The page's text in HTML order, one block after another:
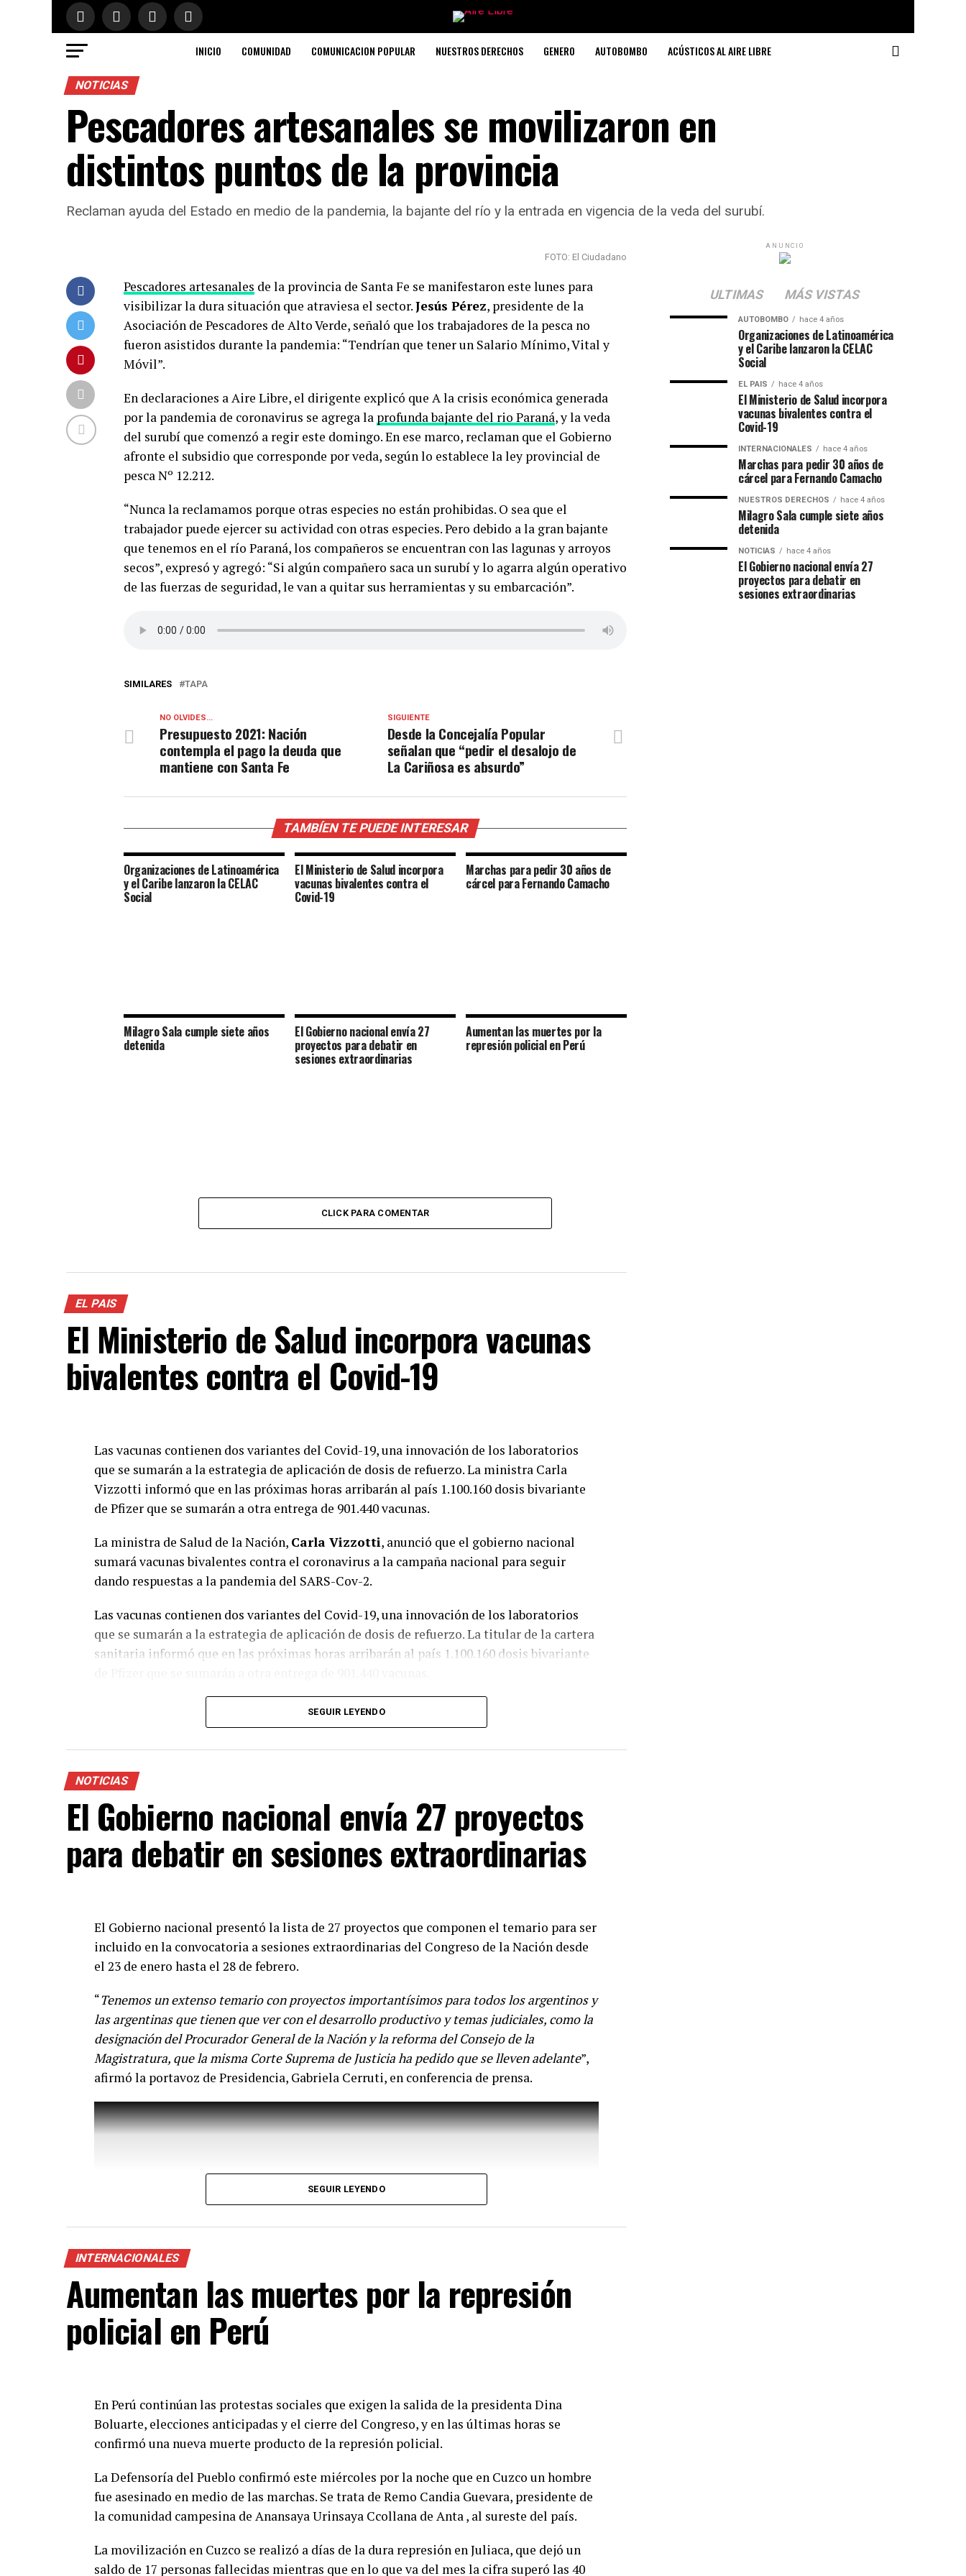
INICIO COMUNIDAD COMUNICACION POPULAR NUESTROS DERECHOS GENERO AUTOBOMBO ACÚSTICOS AL AIRE LIBRE
NOTICIAS
Pescadores artesanales se movilizaron en
distintos puntos de la provincia
Reclaman ayuda del Estado en medio de la pandemia, la bajante del río y la entrada en vigencia de la veda del surubí.
FOTO: El Ciudadano
Pescadores artesanales de la provincia de Santa Fe se manifestaron este lunes para
visibilizar la dura situación que atraviesa el sector.Jesús Pérez, presidente de la
Asociación de Pescadores de Alto Verde, señaló que los trabajadores de la pesca no
fueron asistidos durante la pandemia: “Tendrían que tener un Salario Mínimo, Vital y
Móvil”.
En declaraciones a Aire Libre, el dirigente explicó que A la crisis económica generada
por la pandemia de coronavirus se agrega la profunda bajante del rio Paraná, y la veda
del surubí que comenzó a regir este domingo. En ese marco, reclaman que el Gobierno
afronte el subsidio que corresponde por veda, según lo establece la ley provincial de
pesca Nº 12.212.
“Nunca la reclamamos porque otras especies no están prohibidas. O sea que el
trabajador puede ejercer su actividad con otras especies. Pero debido a la gran bajante
que tenemos en el río Paraná, los compañeros se encuentran con las lagunas y arroyos
secos”, expresó y agregó: “Si algún compañero saca un surubí y lo agarra algún operativo
de las fuerzas de seguridad, le van a quitar sus herramientas y su embarcación”.
SIMILARES TAPA
SIGUIENTE
Desde la Concejalía Popular
señalan que “pedir el desalojo de
La Cariñosa es absurdo”
NO OLVIDES...
Presupuesto 2021: Nación
contempla el pago la deuda que
mantiene con Santa Fe
TAMBÍEN TE PUEDE INTERESAR
Organizaciones de Latinoamérica
y el Caribe lanzaron la CELAC
Social
El Ministerio de Salud incorpora
vacunas bivalentes contra el
Covid-19
Marchas para pedir 30 años de
cárcel para Fernando Camacho
Milagro Sala cumple siete años
detenida
El Gobierno nacional envía 27
proyectos para debatir en
sesiones extraordinarias
Aumentan las muertes por la
represión policial en Perú
CLICK PARA COMENTAR
EL PAIS
El Ministerio de Salud incorpora vacunas
bivalentes contra el Covid-19
Las vacunas contienen dos variantes del Covid-19, una innovación de los laboratorios
que se sumarán a la estrategia de aplicación de dosis de refuerzo. La ministra Carla
Vizzotti informó que en las próximas horas arribarán al país 1.100.160 dosis bivariante
de Pfizer que se sumarán a otra entrega de 901.440 vacunas.
La ministra de Salud de la Nación, Carla Vizzotti, anunció que el gobierno nacional
sumará vacunas bivalentes contra el coronavirus a la campaña nacional para seguir
dando respuestas a la pandemia del SARS-Cov-2.
Las vacunas contienen dos variantes del Covid-19, una innovación de los laboratorios
que se sumarán a la estrategia de aplicación de dosis de refuerzo. La titular de la cartera
sanitaria informó que en las próximas horas arribarán al país 1.100.160 dosis bivariante
El envío a las provincias comenzará la semana que viene. En ese marco, la funcionaria
aclaró que durante algunas semanas van a estar disponibles ambos tipos de vacunas,
pero que ambas son seguras y eficaces.
“Van a coexistir seguramente durante varias semanas ambas vacunas. Es muy importante
recibir la vacuna disponible lo antes posible. Todas las vacunas son seguras, eficaces
remarcó Vizzotti en una conferencia de prensa desde Casa Rosada.
principio la vacuna en el mundo disponible es la vacuna con la cepa ancestral y se ha
demostrado en Argentina y en el mundo el efecto beneficioso de la vacunación en las
hospitalizaciones y las muertes”, agregó.
Según el Ministerio de Salud de la Nación, las vacunas que se suman al Plan de
Vacunación son del laboratorio Pfizer/BioNtech, autorizada para su uso en la franja
etaria superior a los 12 años; y otra del laboratorio Moderna, disponible para la
población en general desde los 6 años o más.
tener la cobertura de vacunación”, destacó Vizzotti.
SEGUIR LEYENDO
NOTICIAS
El Gobierno nacional envía 27 proyectos
para debatir en sesiones extraordinarias
El Gobierno nacional presentó la lista de 27 proyectos que componen el temario para ser
incluido en la convocatoria a sesiones extraordinarias del Congreso de la Nación desde
el 23 de enero hasta el 28 de febrero.
“Tenemos un extenso temario con proyectos importantísimos para todos los argentinos y
las argentinas que tienen que ver con el desarrollo productivo y temas judiciales, como la
designación del Procurador General de la Nación y la reforma del Consejo de la
Magistratura, que la misma Corte Suprema de Justicia ha pedido que se lleven adelante”,
afirmó la portavoz de Presidencia, Gabriela Cerruti, en conferencia de prensa.
Para la funcionaria, el temario es “ suficientemente importante y extenso como para que
la oposición entienda que en el libre democrático y en el libre juego de las instituciones
sociedad con solo tratar los temas que a ellos les interesa ”.
Además de los proyectos de solicitud de juicio político a los integrantes de la Corte
lleguen al recinto los proyectos de modificación de la Ley de Tránsito y Seguridad Vial
SEGUIR LEYENDO
INTERNACIONALES
Aumentan las muertes por la represión
policial en Perú
En Perú continúan las protestas sociales que exigen la salida de la presidenta Dina
Boluarte, elecciones anticipadas y el cierre del Congreso, y en las últimas horas se
confirmó una nueva muerte producto de la represión policial.
La Defensoría del Pueblo confirmó este miércoles por la noche que en Cuzco un hombre
fue asesinado en medio de las marchas. Se trata de Remo Candia Guevara, presidente de
la comunidad campesina de Anansaya Urinsaya Ccollana de Anta , al sureste del país.
La movilización en Cuzco se realizó a días de la dura represión en Juliaca, que dejó un
saldo de 17 personas fallecidas mientras que en lo que va del mes la cifra superó las 40
ANUNCIO
ULTIMAS MÁS VISTAS
AUTOBOMBO hace 4 años
Organizaciones de Latinoamérica
y el Caribe lanzaron la CELAC
Social
EL PAIS hace 4 años
El Ministerio de Salud incorpora
vacunas bivalentes contra el
Covid-19
INTERNACIONALES hace 4 años
Marchas para pedir 30 años de
cárcel para Fernando Camacho
NUESTROS DERECHOS hace 4 años
Milagro Sala cumple siete años
detenida
NOTICIAS hace 4 años
El Gobierno nacional envía 27
proyectos para debatir en
sesiones extraordinarias